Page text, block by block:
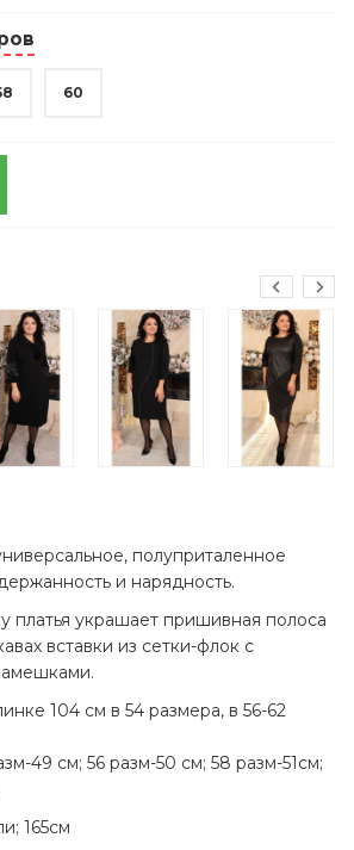
60
полуприталенное
и нарядность.
украшает пришивная полоса
вставки из сетки-флок с
104 см в 54 размера, в 56-62
49 см; 56 разм-50 см; 58 разм-51см;
165см